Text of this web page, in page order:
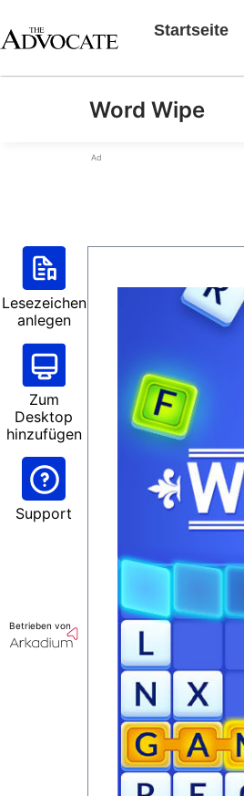
Startseite
Word Wipe
Ad
Lesezeichen
anlegen
Zum
Desktop
hinzufügen
Support
Betrieben von